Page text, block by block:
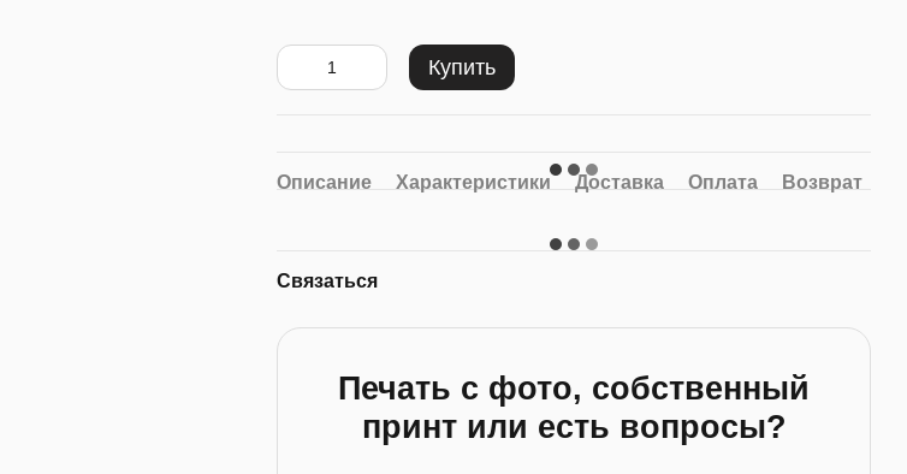
Купить
Описание Характеристики Доставка Оплата Возврат
Связаться
Печать с фото, собственный
принт или есть вопросы?